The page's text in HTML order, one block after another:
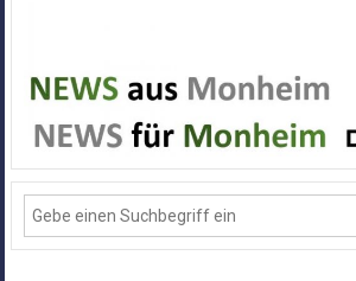
Alle
News
aus
Deiner
Stadt